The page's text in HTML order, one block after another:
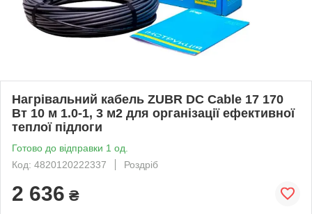
Нагрівальний кабель ZUBR DC Cable 17 170
Вт 10 м 1.0-1, 3 м2 для організації ефективної
теплої підлоги
Готово до відправки 1 од.
Код: 4820120222337
Роздріб
2 636 ₴